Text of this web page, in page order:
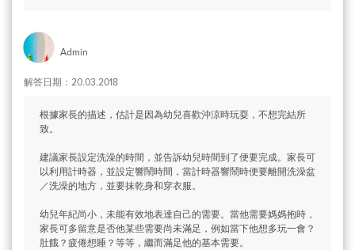
Admin
解答日期：20.03.2018
根據家長的描述，估計是因為幼兒喜歡沖涼時玩耍，不想完結所
致。
建議家長設定洗澡的時間，並告訴幼兒時間到了便要完成。家長可
以利用計時器，並設定響鬧時間，當計時器響鬧時便要離開洗澡盆
／洗澡的地方，並要抹乾身和穿衣服。
幼兒年紀尚小，未能有效地表達自己的需要。當他需要媽媽抱時，
家長可多留意是否他某些需要尚未滿足，例如當下他想多玩一會？
肚餓？疲倦想睡？等等，繼而滿足他的基本需要。